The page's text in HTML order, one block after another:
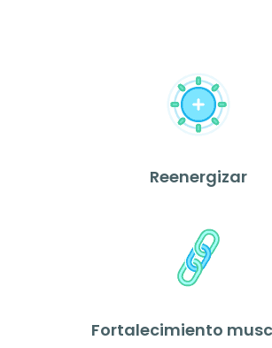
Reenergizar
Fortalecimiento